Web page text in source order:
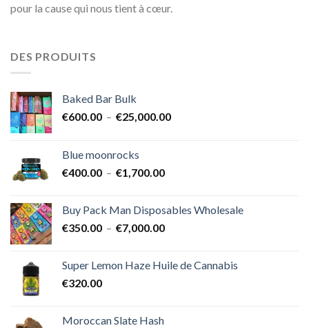
pour la cause qui nous tient à cœur.
DES PRODUITS
Baked Bar Bulk
€600.00 – €25,000.00Plage
Blue moonrocks
€400.00 – €1,700.00Plage
€400.00
à
Buy Pack Man Disposables Wholesale
€350.00 – €7,000.00Plage
€350.00
Super Lemon Haze Huile de Cannabis
€320.00
Moroccan Slate Hash